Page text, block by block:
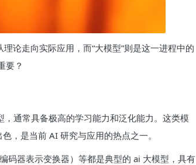
论走向实际应用，而“大模型”则是这一进程中的
要？
通常具备极高的学习能力和泛化能力。这类模
，是当前 AI 研究与应用的热点之一。
码器表示变换器）等都是典型的 ai 大模型，具有